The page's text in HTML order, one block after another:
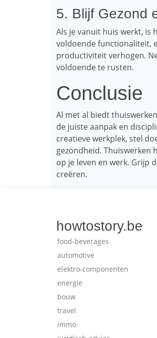
5. Blijf Gezond
Als je vanuit huis werkt, is
voldoende functionaliteit,
productiviteit verhogen.
voldoende te rusten.
Conclusie
Al met al biedt
de juiste aanpak en
creatieve werkplek, stel
gezondheid. Thuiswerken
op je leven en werk. Grijp
creëren.
howtostory.be
food-beverages
automotive
elektro-componenten
energie
bouw
travel
immo